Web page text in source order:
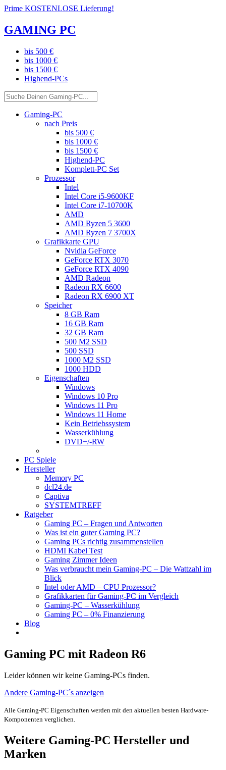
Prime KOSTENLOSE Lieferung!
GAMING PC
bis 500 €
bis 1000 €
bis 1500 €
Highend-PCs
Gaming-PC
nach Preis
bis 500 €
bis 1000 €
bis 1500 €
Highend-PC
Komplett-PC Set
Prozessor
Intel
Intel Core i5-9600KF
Intel Core i7-10700K
AMD
AMD Ryzen 5 3600
AMD Ryzen 7 3700X
Grafikkarte GPU
Nvidia GeForce
GeForce RTX 3070
GeForce RTX 4090
AMD Radeon
Radeon RX 6600
Radeon RX 6900 XT
Speicher
8 GB Ram
16 GB Ram
32 GB Ram
500 M2 SSD
500 SSD
1000 M2 SSD
1000 HDD
Eigenschaften
Windows
Windows 10 Pro
Windows 11 Pro
Windows 11 Home
Kein Betriebssystem
Wasserkühlung
DVD+/-RW
PC Spiele
Hersteller
Memory PC
dcl24.de
Captiva
SYSTEMTREFF
Ratgeber
Gaming PC – Fragen und Antworten
Was ist ein guter Gaming PC?
Gaming PCs richtig zusammenstellen
HDMI Kabel Test
Gaming Zimmer Ideen
Was verbraucht mein Gaming-PC – Die Wattzahl im
Blick
Intel oder AMD – CPU Prozessor?
Grafikkarten für Gaming-PC im Vergleich
Gaming-PC – Wasserkühlung
Gaming PC – 0% Finanzierung
Blog
Gaming PC mit Radeon R6
Leider können wir keine Gaming-PCs finden.
Andere Gaming-PC´s anzeigen
Alle Gaming-PC Eigenschaften werden mit den aktuellen besten Hardware-
Komponenten verglichen.
Weitere Gaming-PC Hersteller und
Marken